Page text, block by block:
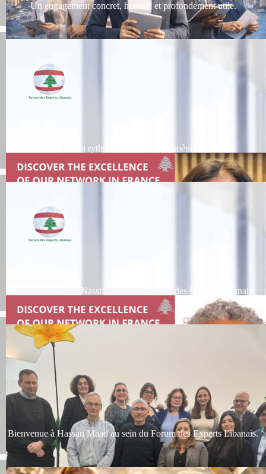
Un engagement concret, humain et profondément utile.
Chacun à son rythme, mais dans une même direction
Bienvenue à Ziad Nassif au sein du Forum des Experts Libanais.
Bienvenue à Hassan Maad au sein du Forum des Experts Libanais.